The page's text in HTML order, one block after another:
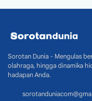
Sorotan Dunia - Mengulas
olahraga, hingga dinamika
hadapan Anda.